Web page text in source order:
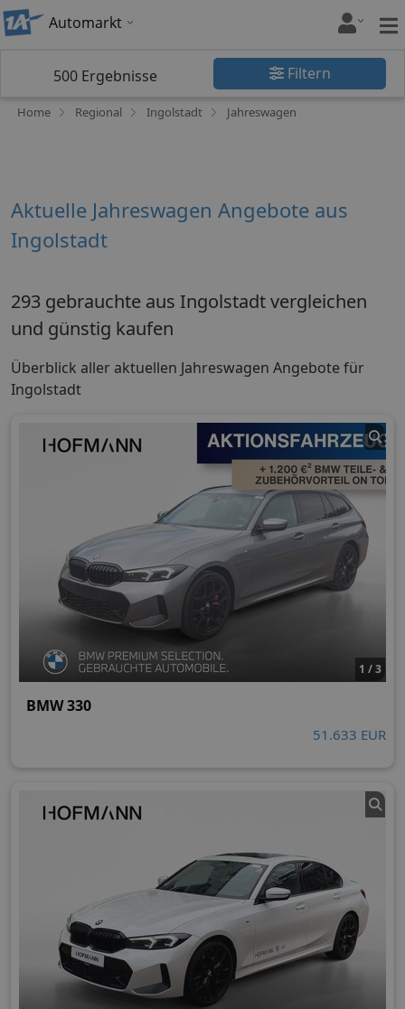
Automarkt
500 Ergebnisse Filtern
Home Regional Ingolstadt Jahreswagen
Aktuelle Jahreswagen Angebote aus
Ingolstadt
293 gebrauchte aus Ingolstadt vergleichen
und günstig kaufen
Überblick aller aktuellen Jahreswagen Angebote für
Ingolstadt
1 / 3
BMW 330
51.633 EUR